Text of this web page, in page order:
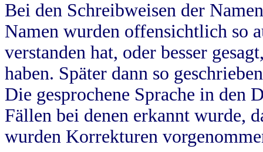
Bei den Schreibweisen der
Namen wurden offensichtlich so
verstanden hat, oder besser
haben. Später dann so
Die gesprochene Sprache in
Fällen bei denen erkannt wurde,
wurden Korrekturen